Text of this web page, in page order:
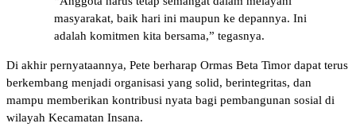
masyarakat, baik hari ini maupun ke depannya. Ini
adalah komitmen kita bersama,” tegasnya.
Di akhir pernyataannya, Pete berharap Ormas Beta Timor dapat terus
berkembang menjadi organisasi yang solid, berintegritas, dan
mampu memberikan kontribusi nyata bagi pembangunan sosial di
wilayah Kecamatan Insana.